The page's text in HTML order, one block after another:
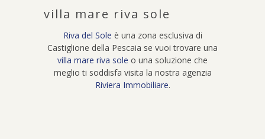
villa mare riva sole
Riva del Sole è una zona esclusiva di
Castiglione della Pescaia se vuoitrovare una
villa mare riva sole o una soluzione che
meglio ti soddisfa visita la nostra agenzia
Riviera Immobiliare.